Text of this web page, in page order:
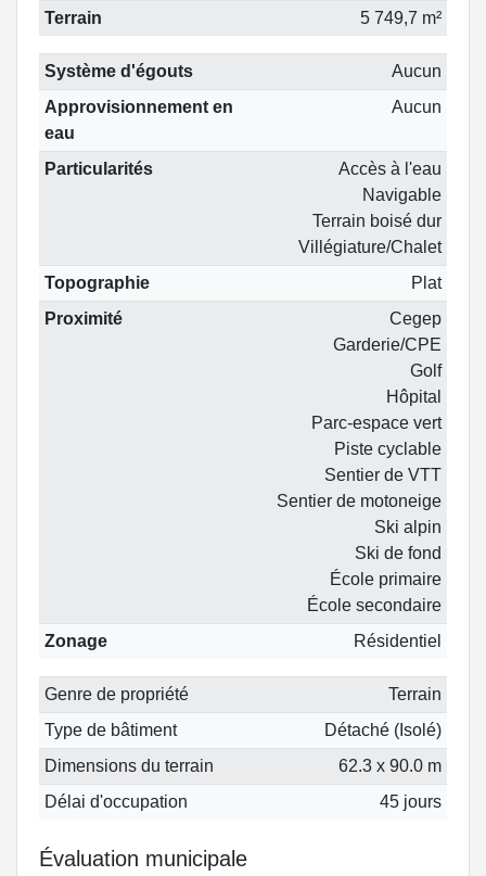
Terrain 5 749,7 m²
Système d'égouts
Aucun
Approvisionnement en
eau
Aucun
Particularités
Accès à l'eau
Navigable
Terrain boisé dur
Villégiature/Chalet
Topographie
Plat
Proximité
Cegep
Garderie/CPE
Golf
Hôpital
Parc-espace vert
Piste cyclable
Sentier de VTT
Sentier de motoneige
Ski alpin
Ski de fond
École primaire
École secondaire
Zonage
Résidentiel
Genre de propriété
Terrain
Type de bâtiment
Détaché (Isolé)
Dimensions du terrain
62.3 x 90.0 m
Délai d'occupation
45 jours
Évaluation municipale